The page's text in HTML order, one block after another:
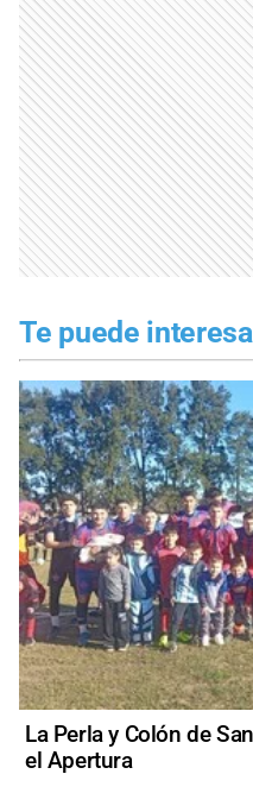
Te puede
La Perla y Colón de
el Apertura